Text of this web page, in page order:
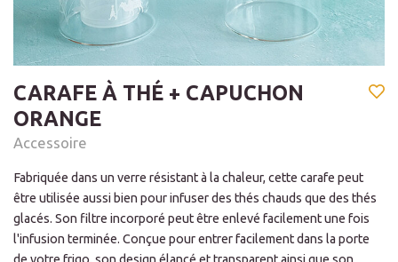
CARAFE À THÉ + CAPUCHON
ORANGE
Accessoire
Fabriquée dans un verre résistant à la chaleur, cette carafe peut
être utilisée aussi bien pour infuser des thés chauds que des thés
glacés. Son filtre incorporé peut être enlevé facilement une fois
l'infusion terminée. Conçue pour entrer facilement dans la porte